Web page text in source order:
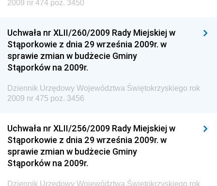
Dziennik Urzędowy Ministra Spraw Zagranicznych
Dziennik Urzędowy Centralnego Biura
Antykorupcyjnego
Wewnętrznego
Dziennik Urzędowy Urzędu Patentowego
Dziennik Urzędowy Generalnej Dyrekcji Dróg
Krajowych i Autostrad
Dziennik Urzędowy Ministra Środowiska
2009 nr 474 poz. 3450
Uchwała nr XLII/260/2009 Rady Miejskiej w
Stąporkowie z dnia 29 września 2009r. w
sprawie zmian w budżecie Gminy
Stąporków na 2009r.
Dziennik Urzędowy Województwa Świętokrzyskiego rok
2009 nr 475 poz. 3456
Uchwała nr XLII/256/2009 Rady Miejskiej w
Stąporkowie z dnia 29 września 2009r. w
sprawie zmian w budżecie Gminy
Stąporków na 2009r.
Dziennik Urzędowy Województwa Świętokrzyskiego rok